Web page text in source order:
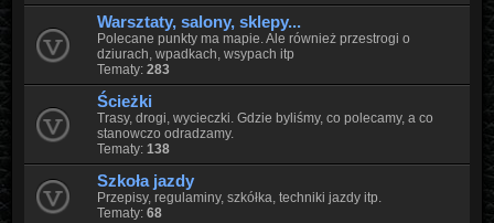
Warsztaty, salony, sklepy...
Polecane punkty ma mapie. Ale również przestrogi o
dziurach, wpadkach, wsypach itp
Tematy: 283
Ścieżki
Trasy, drogi, wycieczki. Gdzie byliśmy, co polecamy, a co
stanowczo odradzamy.
Tematy: 138
Szkoła jazdy
Przepisy, regulaminy, szkółka, techniki jazdy itp.
Tematy: 68